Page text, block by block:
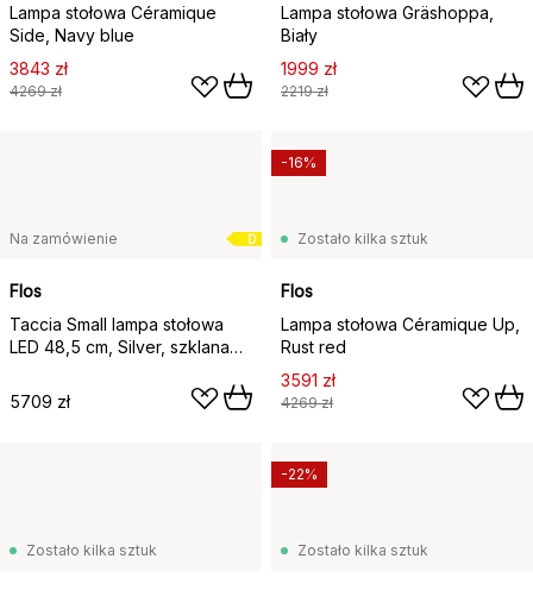
Lampa stołowa Céramique
Side, Navy blue
3843 zł
4269 zł
Lampa stołowa Gräshoppa,
Biały
1999 zł
2219 zł
D
Na zamówienie
Flos
Taccia Small lampa stołowa
LED 48,5 cm, Silver, szklana
5709 zł
Zostało kilka sztuk
Flos
Lampa stołowa Céramique Up,
Rust red
3591 zł
4269 zł
-16%
Zostało kilka sztuk Zostało kilka sztuk
-22%